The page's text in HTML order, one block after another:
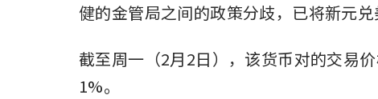
健的金管局之间的政策分歧，已将新元
截至周一（2月2日），该货币对的交易
1%。